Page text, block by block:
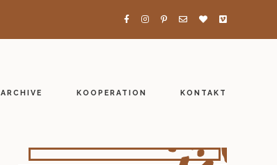
ARCHIVE KOOPERATION KONTAKT